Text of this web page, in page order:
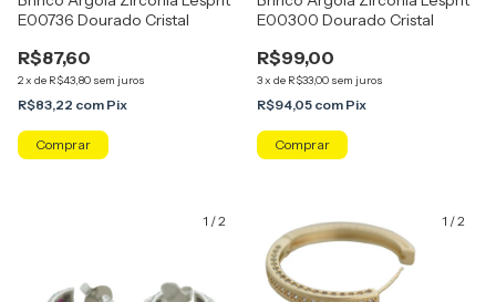
E00736 Dourado Cristal
R$87,60
2x de R$43,80 sem juros
R$83,22 com Pix
E00300 Dourado Cristal
R$99,00
3x de R$33,00 sem juros
R$94,05 com Pix
1 /2 1 /2